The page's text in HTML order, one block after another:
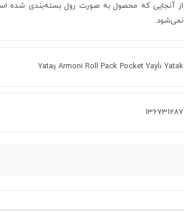
از آنجایی که محصول به صورت رول بسته‌بندی شده
نمی‌شود.
Yataş Armoni Roll Pack Pocket Yaylı Yatak
136731287